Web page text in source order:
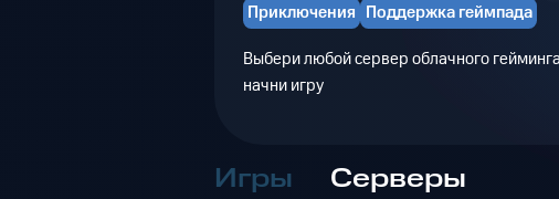
Приключения Поддержка геймпада
Выбери любой сервер облачного
начни игру
Игры Серверы